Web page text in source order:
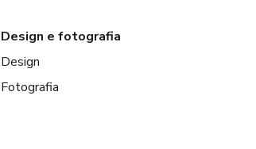
Design e fotografia
Design
Fotografia